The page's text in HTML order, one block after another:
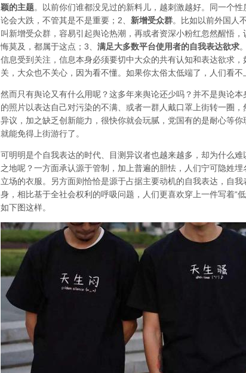
颖的主题。以前你们谁都没见过的新料儿，越刺激越好。同一个
论会大跌，不管其是不是重要；2、 新增受众群。比如以前外国人
叫新增受众群，容易引起舆论热潮，再或者资深小粉红忽然醒悟
悔莫及，都属于这点；3、 满足大多数平台使用者的自我表达欲求
信息受到关注，信息本身必须要切中大众的共有认知和表达欲求
关，大众也不关心，因为看不懂。如果你太俗太低端了，人们看不
然而只有舆论又有什么用呢？这多年来舆论还少吗？并不是舆论
的照片以表达自己对污染的不满、或者一群人戴口罩上街转一圈
异议，加之缺乏创新能力，很快你就会玩腻，党国有的是耐心等
就能免得上街游行了。
可明明是个自我表达的时代、目测异议者也越来越多，却为什么
之地呢？一方面承认源于管制，加上普遍的胆怯，人们宁可隐姓
立场的衣服。另方面则恰恰是源于占据主要动机的自我表达，自
身，相比基于全社会权利的呼吸问题，人们更喜欢穿上一件写着“
如下图这样。